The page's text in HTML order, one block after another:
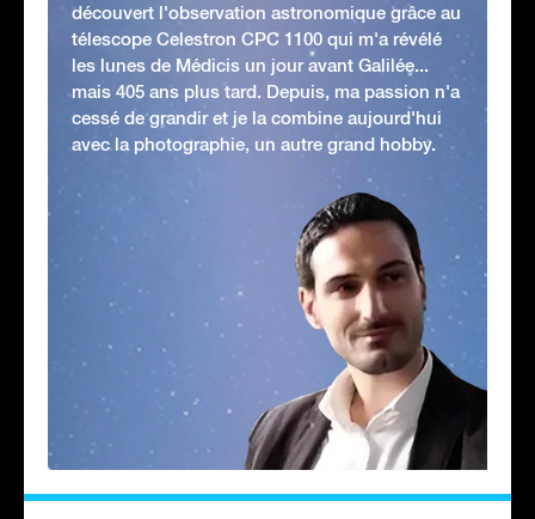
découvert l'observation astronomique grâce au
télescope Celestron CPC 1100 qui m'a révélé
les lunes de Médicis un jour avant Galilée...
mais 405 ans plus tard. Depuis, ma passion n'a
cessé de grandir et je la combine aujourd'hui
avec la photographie, un autre grand hobby.